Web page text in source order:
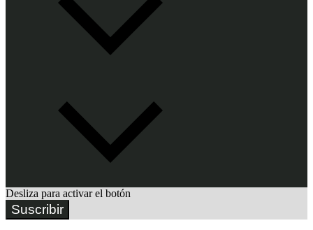
Desliza para activar el botón
Suscribir